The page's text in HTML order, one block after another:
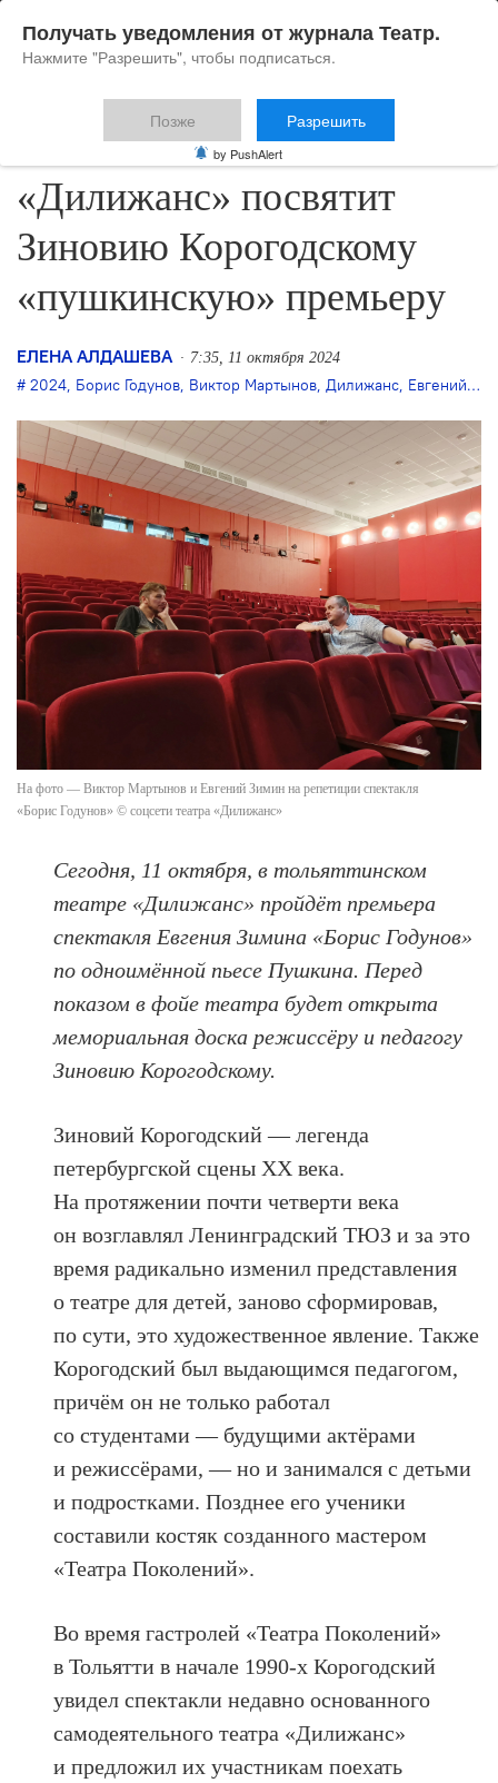
Тольяттинский
«Дилижанс» посвятит
Зиновию Корогодскому
«пушкинскую» премьеру
ЕЛЕНА АЛДАШЕВА 7:35, 11 октября 2024
2024, Борис Годунов, Виктор Мартынов, Дилижанс, Евгений Зимин
На фото — Виктор Мартынов и Евгений Зимин на репетиции спектакля
«Борис Годунов» © соцсети театра «Дилижанс»
Сегодня, 11 октября, в тольяттинском
театре «Дилижанс» пройдёт премьера
спектакля Евгения Зимина «Борис Годунов»
по одноимённой пьесе Пушкина. Перед
показом в фойе театра будет открыта
мемориальная доска режиссёру и педагогу
Зиновию Корогодскому.
Зиновий Корогодский — легенда
петербургской сцены ХХ века.
На протяжении почти четверти века
он возглавлял Ленинградский ТЮЗ и за это
время радикально изменил представления
о театре для детей, заново сформировав,
по сути, это художественное явление. Также
Корогодский был выдающимся педагогом,
причём он не только работал
со студентами — будущими актёрами
и режиссёрами, — но и занимался с детьми
и подростками. Позднее его ученики
составили костяк созданного мастером
«Театра Поколений».
Во время гастролей «Театра Поколений»
в Тольятти в начале 1990-х Корогодский
увидел спектакли недавно основанного
самодеятельного театра «Дилижанс»
и предложил их участникам поехать
Получать уведомления от журнала Театр.
Нажмите "Разрешить", чтобы подписаться.
Позже Разрешить
by PushAlert